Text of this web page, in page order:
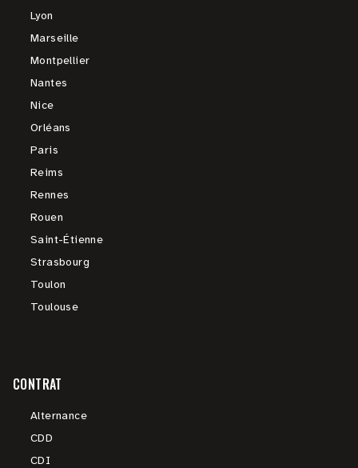
Lyon
Marseille
Montpellier
Nantes
Nice
Orléans
Paris
Reims
Rennes
Rouen
Saint-Étienne
Strasbourg
Toulon
Toulouse
CONTRAT
Alternance
CDD
CDI